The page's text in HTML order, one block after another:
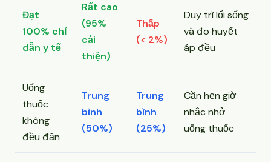
Đạt
100% chỉ
dẫn y tế
Rất cao
(95%
cải
thiện)
Thấp
(< 2%)
Duy trì lối sống
và đo huyết
áp đều
Uống
thuốc
không
đều đặn
Trung
bình
(50%)
Trung
bình
(25%)
Cần hẹn giờ
nhắc nhở
uống thuốc